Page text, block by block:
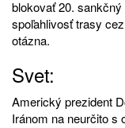
blokovať 20.
spoľahlivosť trasy
otázna.
Svet:
Americký prezident
Iránom na neurčito s